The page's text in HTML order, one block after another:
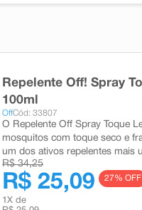
Repelente Off! Spray
100ml
OffCód: 33807
O Repelente Off Spray Toque
mosquitos com toque seco e
um dos ativos repelentes mais
R$ 34,25
R$ 25,09 27% OFF
1 X de